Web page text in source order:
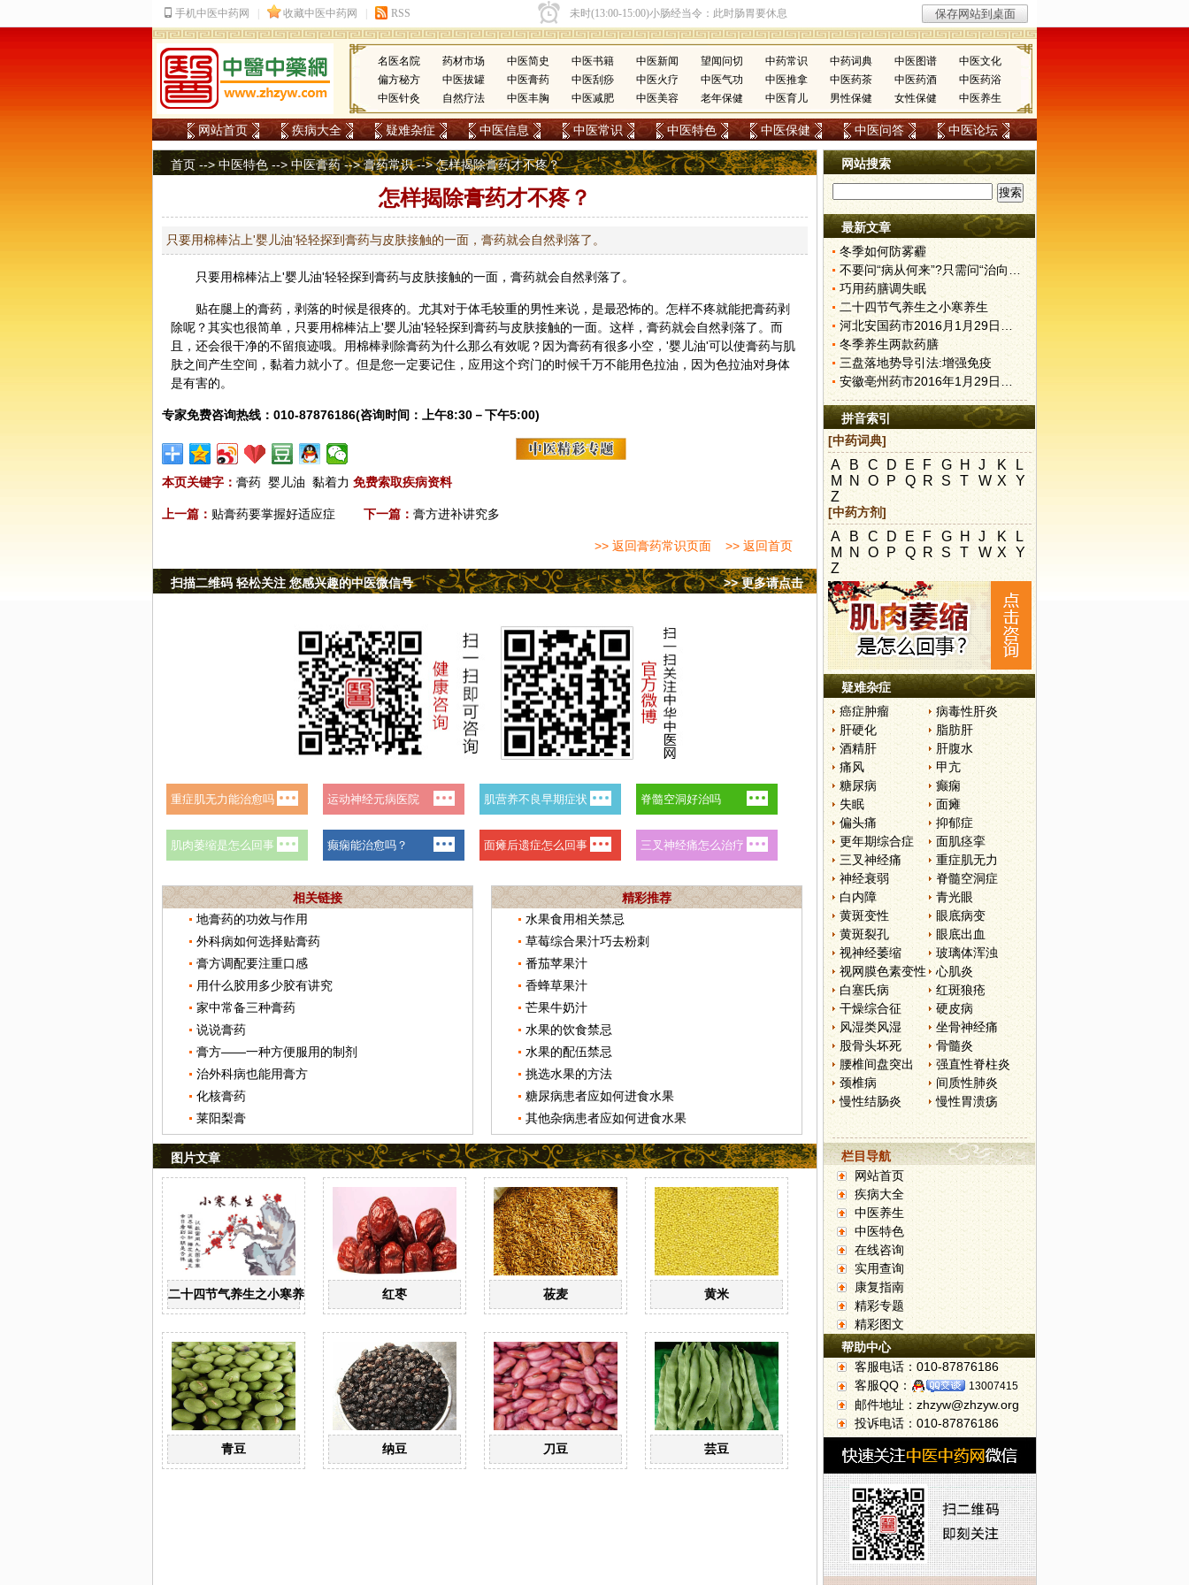
名医名院 药材市场 中医简史 中医书籍 中医新闻 望闻问切 中药常识 中药词典 中医图谱
中医文化
偏方秘方
中医拔罐 中医膏药 中医刮痧 中医火疗 中医气功 中医推拿 中医药茶 中医药酒
中医药浴
中医针灸
自然疗法 中医丰胸 中医减肥 中医美容 老年保健 中医育儿 男性保健 女性保健 中医养生
网站首页 疾病大全 疑难杂症 中医信息 中医常识 中医特色 中医保健 中医问答 中医论坛
首页 -->中医特色 -->中医膏药-->膏药常识--> 怎样揭除膏药才不疼？
怎样揭除膏药才不疼？
只要用棉棒沾上'婴儿油'轻轻探到膏药与皮肤接触的一面，膏药就会自然剥落了。
只要用棉棒沾上'婴儿油'轻轻探到膏药与皮肤接触的一面，膏药就会自然剥落了。
贴在腿上的膏药，剥落的时候是很疼的。尤其对于体毛较重的男性来说，是最恐怖的。怎样不疼就能把膏药剥
除呢？其实也很简单，只要用棉棒沾上'婴儿油'轻轻探到膏药与皮肤接触的一面。这样，膏药就会自然剥落了。而
且，还会很干净的不留痕迹哦。用棉棒剥除膏药为什么那么有效呢？因为膏药有很多小空，'婴儿油'可以使膏药与肌
肤之间产生空间，黏着力就小了。但是您一定要记住，应用这个窍门的时候千万不能用色拉油，因为色拉油对身体
是有害的。
专家免费咨询热线：010-87876186(咨询时间：上午8:30－下午5:00)
本页关键字： 膏药 婴儿油 黏着力 免费索取疾病资料
上一篇： 贴膏药要掌握好适应症 下一篇： 膏方进补讲究多
>> 返回膏药常识页面 >> 返回首页
>> 更多请点击
扫描二维码 轻松关注 您感兴趣的中医微信号
相关链接
地膏药的功效与作用
外科病如何选择贴膏药
膏方调配要注重口感
用什么胶用多少胶有讲究
家中常备三种膏药
说说膏药
膏方——一种方便服用的制剂
治外科病也能用膏方
化核膏药
莱阳梨膏
精彩推荐
水果食用相关禁忌
草莓综合果汁巧去粉刺
番茄苹果汁
香蜂草果汁
芒果牛奶汁
水果的饮食禁忌
水果的配伍禁忌
挑选水果的方法
糖尿病患者应如何进食水果
其他杂病患者应如何进食水果
图片文章
二十四节气养生之小寒养生 红枣 莜麦 黄米
青豆 纳豆 刀豆 芸豆
网站搜索
最新文章
冬季如何防雾霾
不要问“病从何来”?只需问“治向何去”?
巧用药膳调失眠
二十四节气养生之小寒养生
河北安国药市2016月1月29日快讯
冬季养生两款药膳
三盘落地势导引法:增强免疫
安徽亳州药市2016年1月29日快讯
拼音索引
[中药词典]
A B C D E F G H J K
L
M N O P Q R S T W X
Y
Z
[中药方剂]
A B C D E F G H J K
L
M N O P Q R S T W X
Y
Z
疑难杂症
癌症肿瘤
病毒性肝炎
肝硬化
脂肪肝
酒精肝
肝腹水
痛风
甲亢
糖尿病
癫痫
失眠
面瘫
偏头痛
抑郁症
更年期综合症
面肌痉挛
三叉神经痛
重症肌无力
神经衰弱
脊髓空洞症
白内障
青光眼
黄斑变性
眼底病变
黄斑裂孔
眼底出血
视神经萎缩
玻璃体浑浊
视网膜色素变性
心肌炎
白塞氏病
红斑狼疮
干燥综合征
硬皮病
风湿类风湿
坐骨神经痛
股骨头坏死
骨髓炎
腰椎间盘突出
强直性脊柱炎
颈椎病
间质性肺炎
慢性结肠炎
慢性胃溃疡
栏目导航
网站首页
疾病大全
中医养生
中医特色
在线咨询
实用查询
康复指南
精彩专题
精彩图文
帮助中心
客服电话：010-87876186
客服QQ：
13007415
邮件地址：zhzyw@zhzyw.org
投诉电话：010-87876186